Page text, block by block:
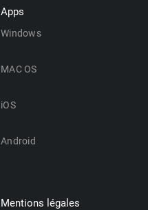
Apps
Windows
MAC OS
iOS
Android
Mentions légales